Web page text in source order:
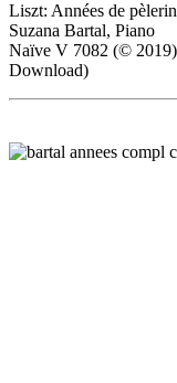
Liszt: Années de
Suzana Bartal, Piano
Naïve V 7082 (©
Download)